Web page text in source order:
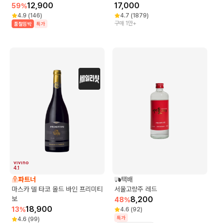
59%12,900
4.9 (146)
품절임박 특가
17,000
4.7 (1879)
구매 1만+
4.1
파트너
마스카 델 타코 올드 바인 프리미티
보
13%18,900
4.6 (99)
택배
서울고량주 레드
48%8,200
4.6 (92)
특가